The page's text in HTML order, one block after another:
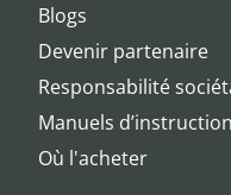
Blogs
Devenir partenaire
Responsabilité
Manuels
Où l'acheter